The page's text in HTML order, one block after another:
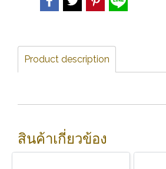
Product description
สินค้าเกี่ยวข้อง